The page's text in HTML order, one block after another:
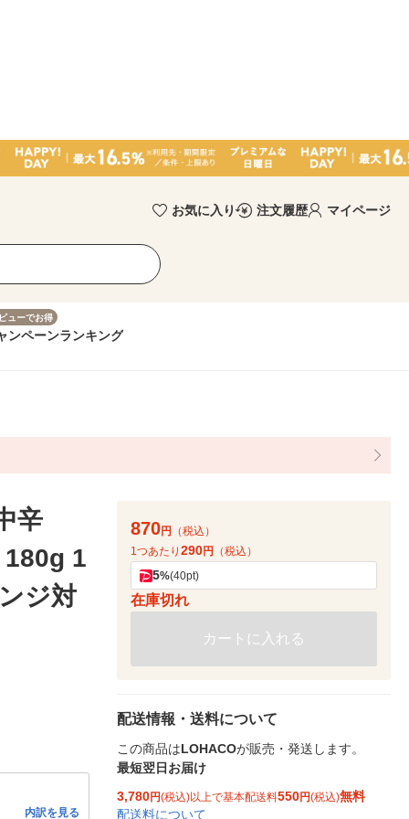
お気に入り 注文履歴 マイページ
ューでお得
ンペーンランキング
辛
180g 1
ジ対
内訳を見る
870円
（税込）
1つあたり 290円 （税込）
5%(40pt)
在庫切れ
カートに入れる
配送情報・送料について
この商品はLOHACOが販売・発送します。
最短翌日お届け
3,780円(税込)以上で基本配送料550円(税込)無料
配送料について